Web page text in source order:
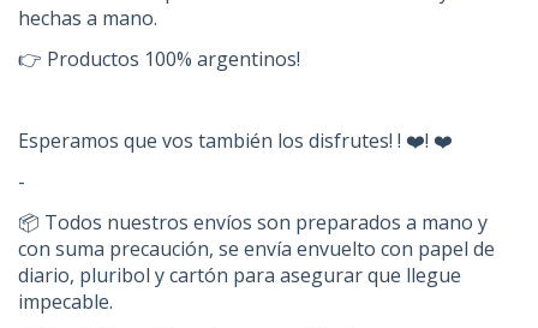
hechas a mano.
👉 Productos 100% argentinos!
Esperamos que vos también los disfrutes! ! ❤️! ❤️
-
📦 Todos nuestros envíos son preparados a mano y
con suma precaución, se envía envuelto con papel de
diario, pluribol y cartón para asegurar que llegue
impecable.